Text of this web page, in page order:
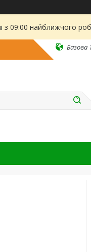
з 09:00 найближчого
Базова